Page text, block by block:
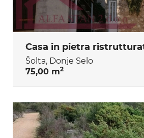
Šolta, Donje Selo
75,00 m2